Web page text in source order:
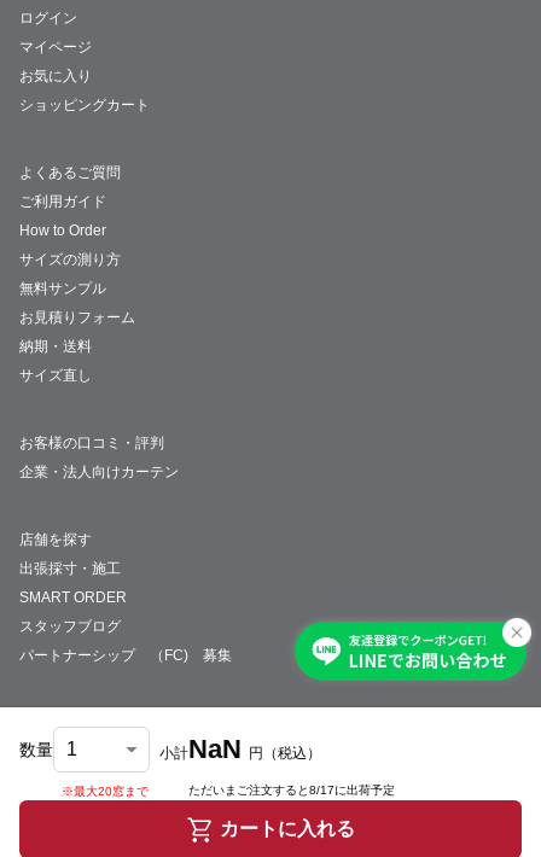
数量
※最大20窓まで
小計NaN 円 （税込）
ただいまご注文すると8/17に出荷予定
カートに入れる
ログイン
マイページ
お気に入り
ショッピングカート
よくあるご質問
ご利用ガイド
How to Order
サイズの測り方
無料サンプル
お見積りフォーム
納期・送料
サイズ直し
お客様の口コミ・評判
企業・法人向けカーテン
店舗を探す
出張採寸・施工
SMART ORDER
スタッフブログ
パートナーシップ （FC) 募集
会社概要 採用情報特定商取引法について
© JUST CURTAIN